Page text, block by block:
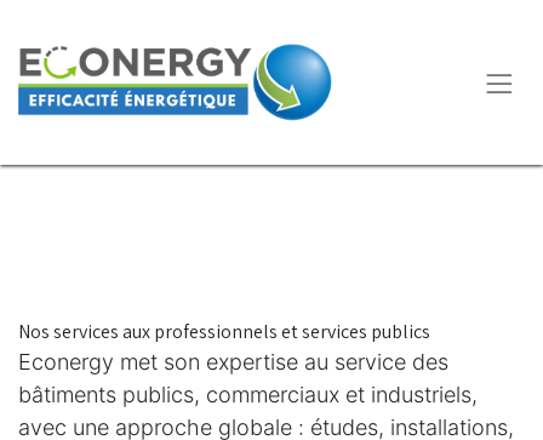
Nos services aux professionnels et services publics
Econergy met son expertise au service des
bâtiments publics, commerciaux et industriels,
avec une approche globale : études, installations,